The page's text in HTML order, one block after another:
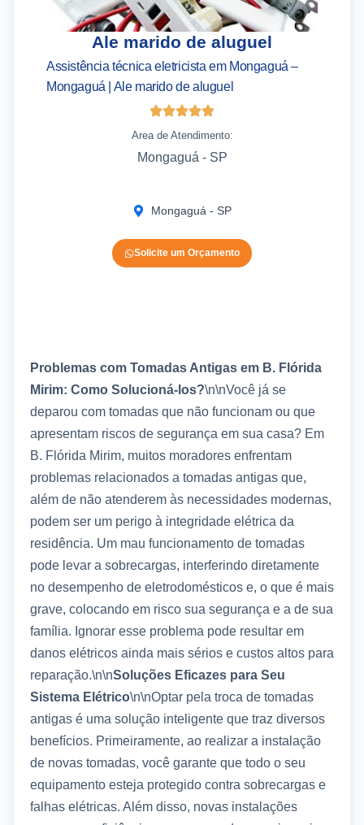
Ale marido de aluguel
Assistência técnica eletricista em Mongaguá –
Mongaguá | Ale marido de aluguel
Area de Atendimento:
Mongaguá - SP
Mongaguá - SP
Solicite um Orçamento
Problemas com Tomadas Antigas em B. Flórida
Mirim: Como Solucioná-los?\n\nVocê já se
deparou com tomadas que não funcionam ou que
apresentam riscos de segurança em sua casa? Em
B. Flórida Mirim, muitos moradores enfrentam
problemas relacionados a tomadas antigas que,
além de não atenderem às necessidades modernas,
podem ser um perigo à integridade elétrica da
residência. Um mau funcionamento de tomadas
pode levar a sobrecargas, interferindo diretamente
no desempenho de eletrodomésticos e, o que é mais
grave, colocando em risco sua segurança e a de sua
família. Ignorar esse problema pode resultar em
danos elétricos ainda mais sérios e custos altos para
reparação.\n\nSoluções Eficazes para Seu
Sistema Elétrico\n\nOptar pela troca de tomadas
antigas é uma solução inteligente que traz diversos
benefícios. Primeiramente, ao realizar a instalação
de novas tomadas, você garante que todo o seu
equipamento esteja protegido contra sobrecargas e
falhas elétricas. Além disso, novas instalações